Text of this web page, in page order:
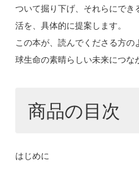
ついて掘り下げ、それらにでき
活を、具体的に提案します。
この本が、読んでくださる方
球生命の素晴らしい未来につな
商品の目次
はじめに